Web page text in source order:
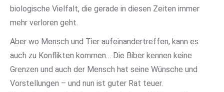
biologische Vielfalt, die gerade in diesen Zeiten immer
mehr verloren geht.
Aber wo Mensch und Tier aufeinandertreffen, kann es
auch zu Konflikten kommen… Die Biber kennen keine
Grenzen und auch der Mensch hat seine Wünsche und
Vorstellungen – und nun ist guter Rat teuer.